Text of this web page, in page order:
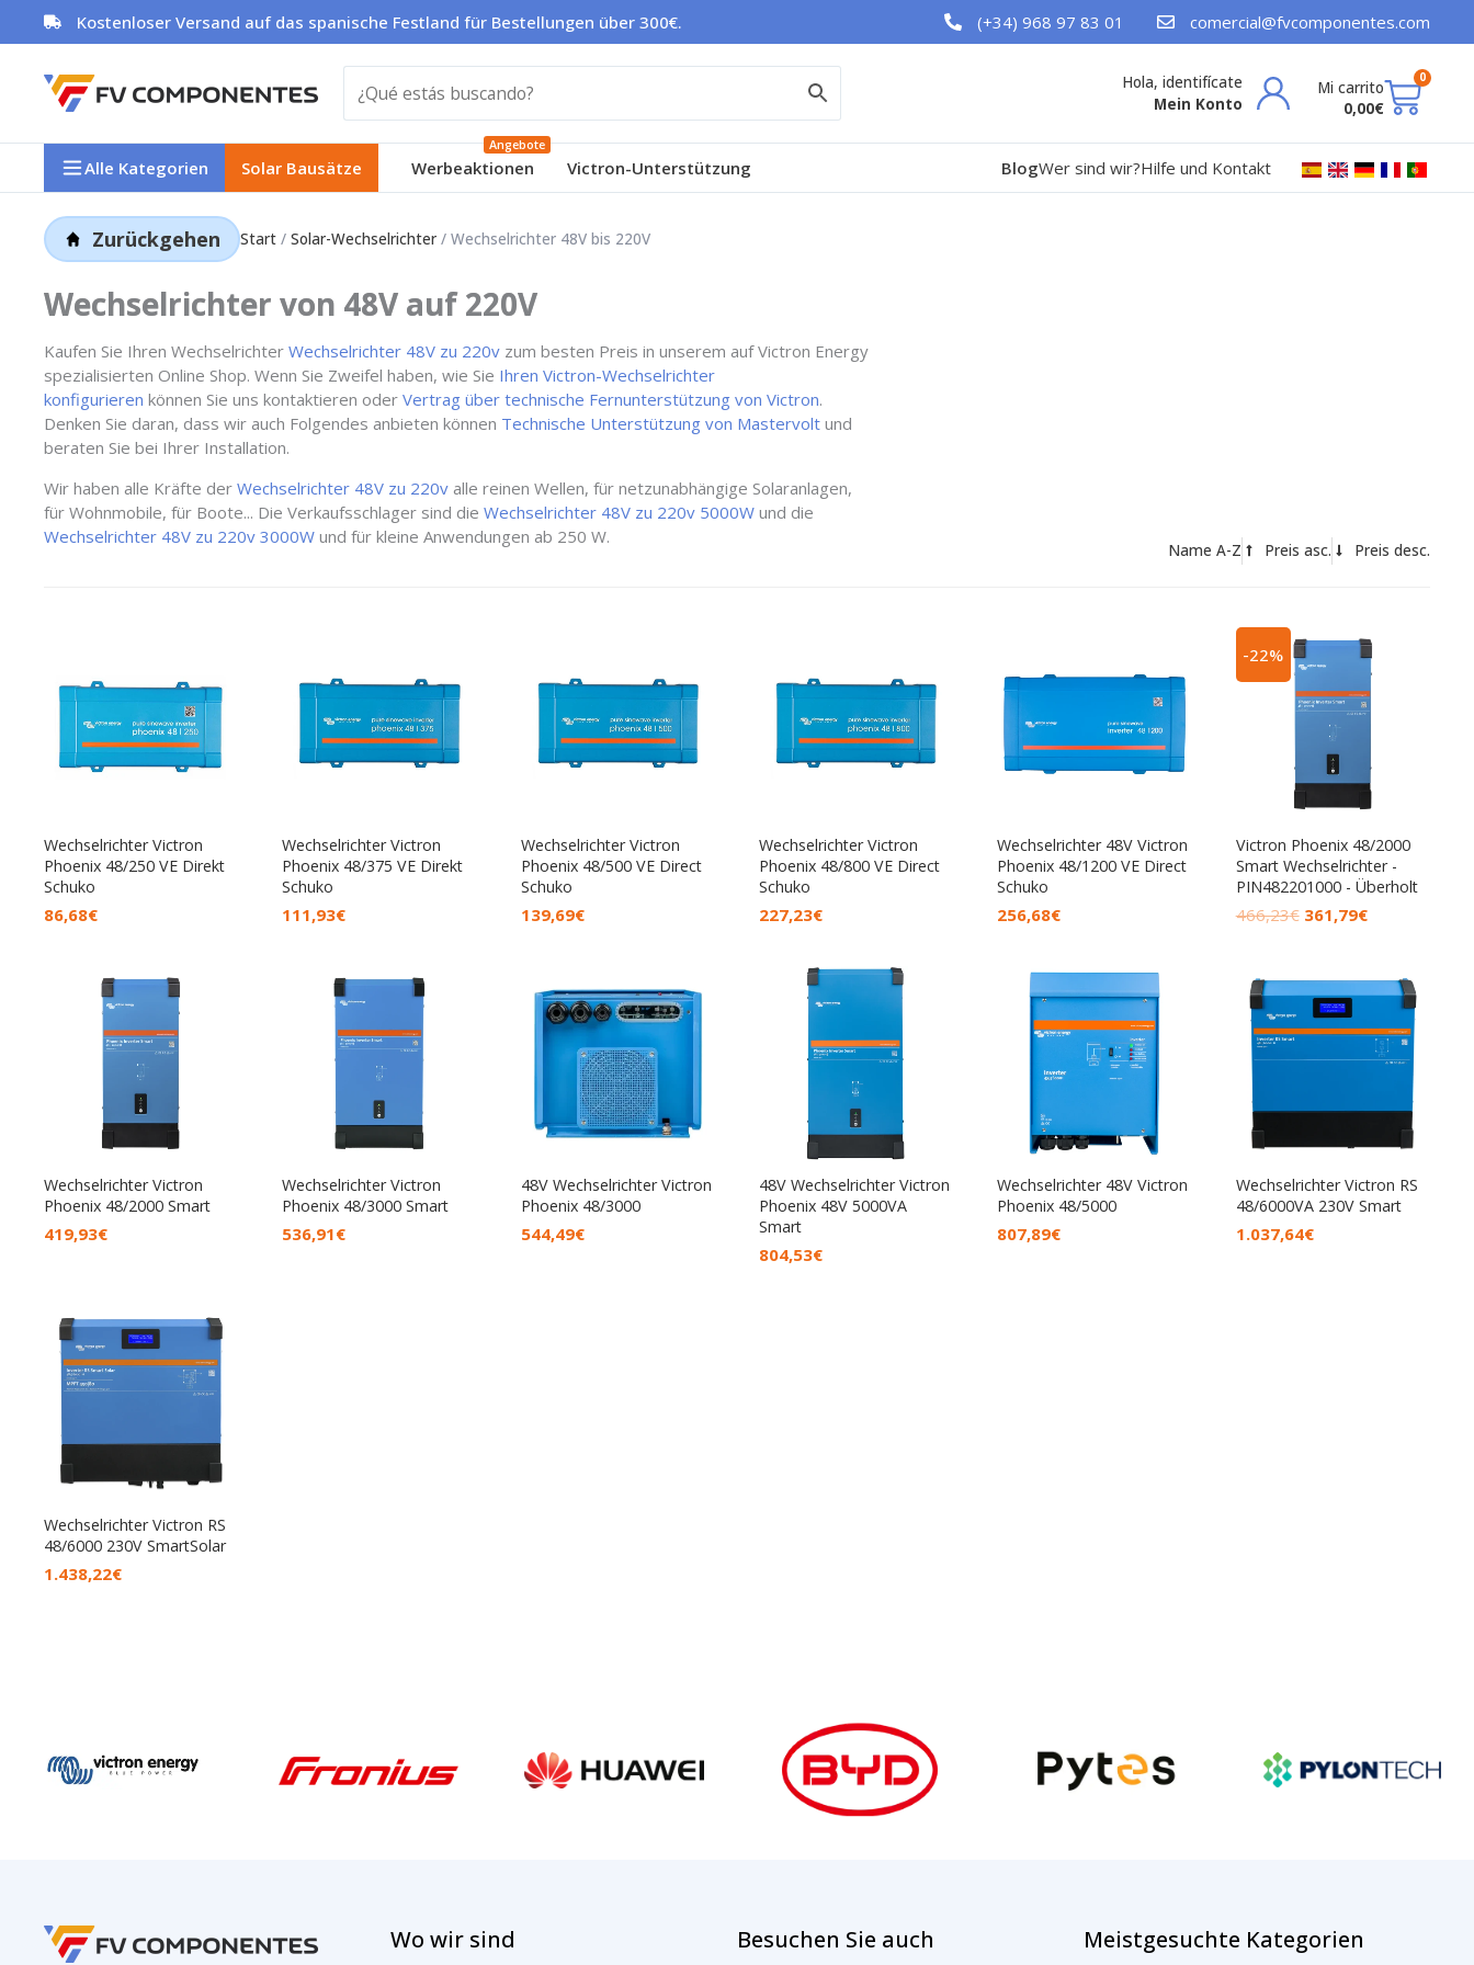
Inhalt
Kostenloser Versand auf das spanische Festland für Bestellungen über 300€. (+34) 968 97 83 01 comercial@fvcomponentes.com
Mein Konto 0,00€
0
Cart
Alle Kategorien Solar Bausätze Werbeaktionen
Angebote
Victron-Unterstützung BlogWer sind wir?Hilfe und Kontakt
Zurückgehen Start / Solar-Wechselrichter / Wechselrichter 48V bis 220V
Wechselrichter von 48V auf 220V
Kaufen Sie Ihren Wechselrichter Wechselrichter 48V zu 220v zum besten Preis in unserem auf Victron Energy
spezialisierten Online Shop. Wenn Sie Zweifel haben, wie Sie Ihren Victron-Wechselrichter
konfigurieren können Sie uns kontaktieren oder Vertrag über technische Fernunterstützung von Victron.
Denken Sie daran, dass wir auch Folgendes anbieten können Technische Unterstützung von Mastervolt und
beraten Sie bei Ihrer Installation.
Wir haben alle Kräfte der Wechselrichter 48V zu 220v alle reinen Wellen, für netzunabhängige Solaranlagen,
für Wohnmobile, für Boote... Die Verkaufsschlager sind die Wechselrichter 48V zu 220v 5000W und die
Wechselrichter 48V zu 220v 3000W und für kleine Anwendungen ab 250 W.
Name A-Z Preis asc. Preis desc.
Wechselrichter Victron
Phoenix 48/250 VE Direkt
Schuko
86,68€
Wechselrichter Victron
Phoenix 48/375 VE Direkt
Schuko
111,93€
Wechselrichter Victron
Phoenix 48/500 VE Direct
Schuko
139,69€
Wechselrichter Victron
Phoenix 48/800 VE Direct
Schuko
227,23€
Wechselrichter 48V Victron
Phoenix 48/1200 VE Direct
Schuko
256,68€
-22%
Victron Phoenix 48/2000
Smart Wechselrichter -
PIN482201000 - Überholt
466,23€
Ursprünglicher
Preis
war:
466,23€
361,79€
Aktueller
Preis
ist:
361,79€.
Wechselrichter Victron
Phoenix 48/2000 Smart
419,93€
Wechselrichter Victron
Phoenix 48/3000 Smart
536,91€
48V Wechselrichter Victron
Phoenix 48/3000
544,49€
48V Wechselrichter Victron
Phoenix 48V 5000VA
Smart
804,53€
Wechselrichter 48V Victron
Phoenix 48/5000
807,89€
Wechselrichter Victron RS
48/6000VA 230V Smart
1.037,64€
Wechselrichter Victron RS
48/6000 230V SmartSolar
1.438,22€
Wo wir sind Besuchen Sie auch Meistgesuchte Kategorien